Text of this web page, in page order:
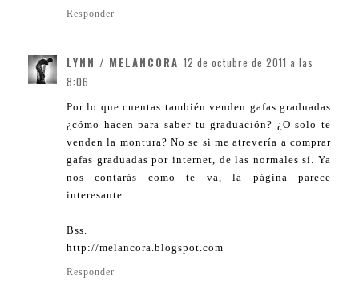
Responder
LYNN / MELANCORA 12 de octubre de 2011 a las
8:06
Por lo que cuentas también venden gafas graduadas
¿cómo hacen para saber tu graduación? ¿O solo te
venden la montura? No se si me atrevería a comprar
gafas graduadas por internet, de las normales sí. Ya
nos contarás como te va, la página parece
interesante.
Bss.
http://melancora.blogspot.com
Responder